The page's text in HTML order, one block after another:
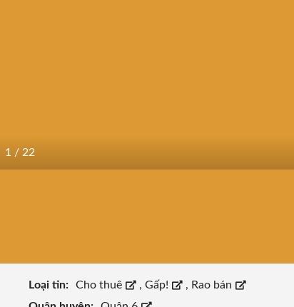
1 / 22
Loại tin: Cho thuê , Gấp! , Rao bán